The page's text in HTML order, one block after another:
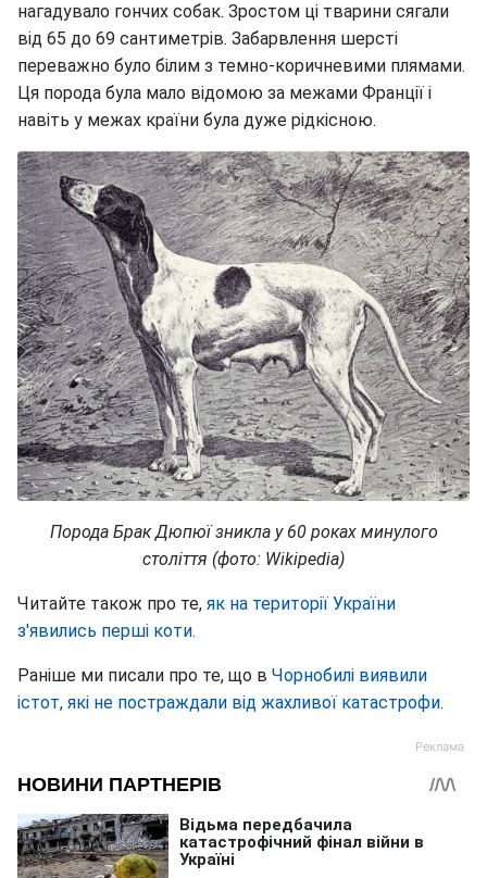
нагадувало гончих собак. Зростом ці тварини сягали
від 65 до 69 сантиметрів. Забарвлення шерсті
переважно було білим з темно-коричневими плямами.
Ця порода була мало відомою за межами Франції і
навіть у межах країни була дуже рідкісною.
Порода Брак Дюпюї зникла у 60 роках минулого
століття (фото: Wikipedia)
Читайте також про те, як на території України
з'явились перші коти.
Раніше ми писали про те, що в Чорнобилі виявили
істот, які не постраждали від жахливої катастрофи.